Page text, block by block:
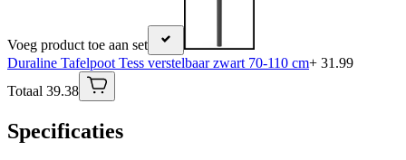
Voeg product toe aan set
Duraline Tafelpoot Tess verstelbaar zwart 70-110 cm+ 31.99
Totaal 39.38
Specificaties